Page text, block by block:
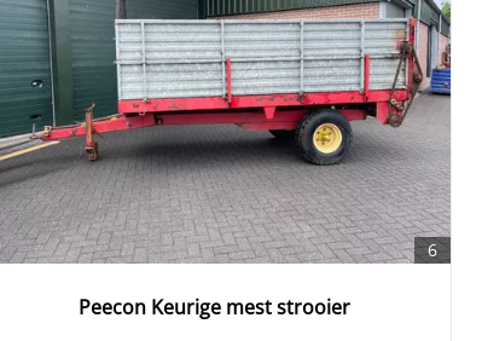
6
Peecon Keurige mest strooier